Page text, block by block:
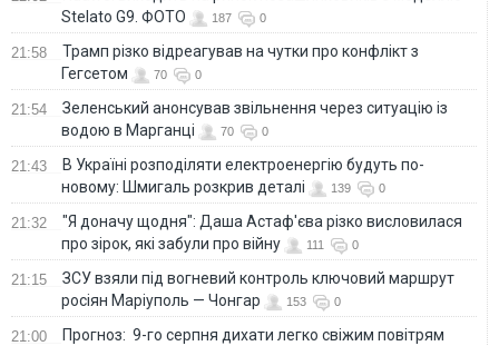
Stelato G9. ФОТО
187 0
21:58
Трамп різко відреагував на чутки про конфлікт з
Гегсетом
70 0
21:54
Зеленський анонсував звільнення через ситуацію із
водою в Марганці
70 0
21:43
В Україні розподіляти електроенергію будуть по-
новому: Шмигаль розкрив деталі
139 0
21:32
"Я доначу щодня": Даша Астаф'єва різко висловилася
про зірок, які забули про війну
111 0
21:15
ЗСУ взяли під вогневий контроль ключовий маршрут
росіян Маріуполь — Чонгар
153 0
21:00
Прогноз: 9-го серпня дихати легко свіжим повітрям